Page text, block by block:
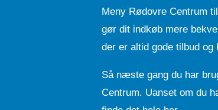
Meny Rødovre Centrum
gør dit indkøb mere
der er altid gode tilbud og
Så næste gang du har
Centrum. Uanset om du